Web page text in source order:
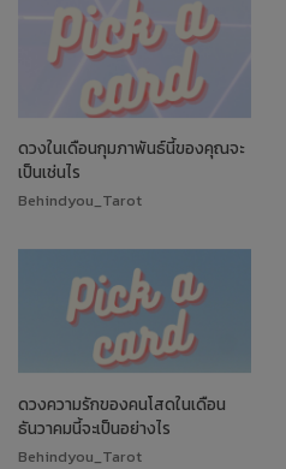
ดวงในเดือนกุมภาพันธ์นี้ของคุณจะ
เป็นเช่นไร
Behindyou_Tarot
ดวงความรักของคนโสดในเดือน
ธันวาคมนี้จะเป็นอย่างไร
Behindyou_Tarot